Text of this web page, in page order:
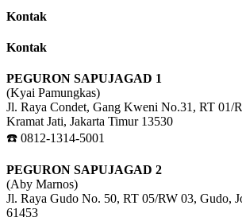
Kontak
Kontak
PEGURON SAPUJAGAD 1
(Kyai Pamungkas)
Jl. Raya Condet, Gang Kweni No.31, RT 01/
Kramat Jati, Jakarta Timur 13530
☎️ 0812-1314-5001
PEGURON SAPUJAGAD 2
(Aby Marnos)
Jl. Raya Gudo No. 50, RT 05/RW 03, Gudo,
61453